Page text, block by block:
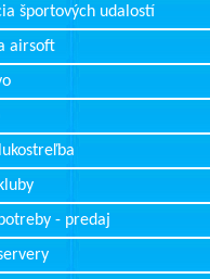
športových udalostí
airsoft
- predaj